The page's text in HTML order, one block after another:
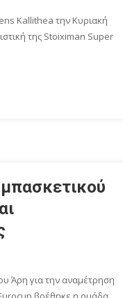
Kallithea την Κυριακή
της Stoiximan Super
Άρη για την αναμέτρηση